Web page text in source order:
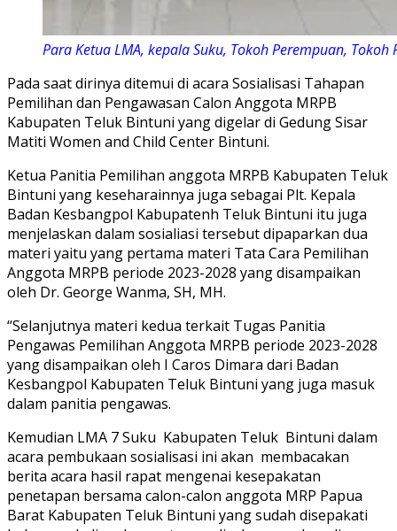
Para Ketua LMA, kepala Suku, Tokoh Perempuan,
Pada saat dirinya ditemui di acara Sosialisasi Tahapan
Pemilihan dan Pengawasan Calon Anggota MRPB
Kabupaten Teluk Bintuni yang digelar di Gedung Sisar
Matiti Women and Child Center Bintuni.
Ketua Panitia Pemilihan anggota MRPB Kabupaten Teluk
Bintuni yang keseharainnya juga sebagai Plt. Kepala
Badan Kesbangpol Kabupatenh Teluk Bintuni itu juga
menjelaskan dalam sosialiasi tersebut dipaparkan dua
materi yaitu yang pertama materi Tata Cara Pemilihan
Anggota MRPB periode 2023-2028 yang disampaikan
oleh Dr. George Wanma, SH, MH.
“Selanjutnya materi kedua terkait Tugas Panitia
Pengawas Pemilihan Anggota MRPB periode 2023-2028
yang disampaikan oleh I Caros Dimara dari Badan
Kesbangpol Kabupaten Teluk Bintuni yang juga masuk
dalam panitia pengawas.
Kemudian LMA 7 Suku Kabupaten Teluk Bintuni dalam
acara pembukaan sosialisasi ini akan membacakan
berita acara hasil rapat mengenai kesepakatan
penetapan bersama calon-calon anggota MRP Papua
Barat Kabupaten Teluk Bintuni yang sudah disepakati